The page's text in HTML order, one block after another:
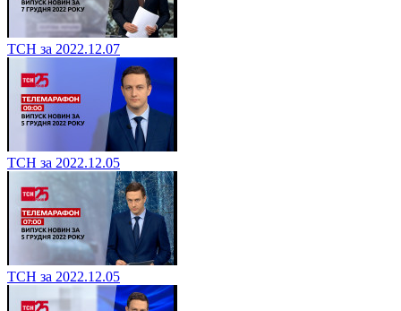
ТСН за 2022.12.07
ТСН за 2022.12.05
ТСН за 2022.12.05